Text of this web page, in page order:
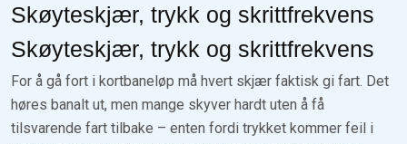
Skøyteskjær, trykk og skrittfrekvens
Skøyteskjær, trykk og skrittfrekvens
For å gå fort i kortbaneløp må hvert skjær faktisk gi fart. Det
høres banalt ut, men mange skyver hardt uten å få
tilsvarende fart tilbake – enten fordi trykket kommer feil i